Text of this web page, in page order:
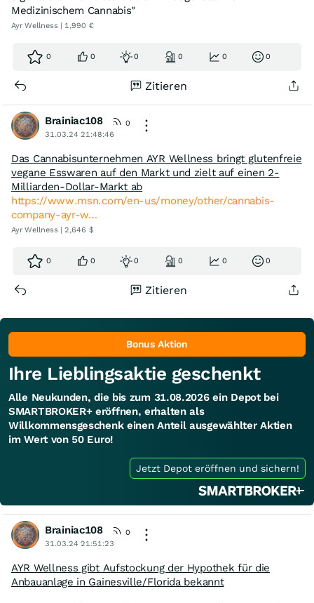
Medizinischem Cannabis"
Ayr Wellness | 1,990 €
0 0 0 0 0 0
Zitieren
Brainiac108
0
31.03.24 21:48:46
Das Cannabisunternehmen AYR Wellness bringt glutenfreie
vegane Esswaren auf den Markt und zielt auf einen 2-
Milliarden-Dollar-Markt ab
https://www.msn.com/en-us/money/other/cannabis-
company-ayr-w…
Ayr Wellness | 2,646 $
0 0 0 0 0 0
Zitieren
Bonus Aktion
Ihre Lieblingsaktie geschenkt
Alle Neukunden, die bis zum 31.08.2026 ein Depot bei
SMARTBROKER+ eröffnen, erhalten als
Willkommensgeschenk einen Anteil ausgewählter Aktien
im Wert von 50 Euro!
Jetzt Depot eröffnen und sichern!
Brainiac108
0
31.03.24 21:51:23
AYR Wellness gibt Aufstockung der Hypothek für die
Anbauanlage in Gainesville/Florida bekannt